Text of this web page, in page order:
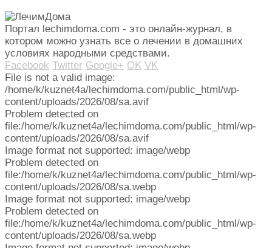
Портал lechimdoma.com - это онлайн-журнал, в
котором можно узнать все о лечении в домашних
условиях народными средствами.
Facebook Twitter Google+ OK VK
File is not a valid image:
/home/k/kuznet4a/lechimdoma.com/public_html/wp-
content/uploads/2026/08/sa.avif
Problem detected on
file:/home/k/kuznet4a/lechimdoma.com/public_html/wp-
content/uploads/2026/08/sa.avif
Image format not supported: image/webp
Problem detected on
file:/home/k/kuznet4a/lechimdoma.com/public_html/wp-
content/uploads/2026/08/sa.webp
Image format not supported: image/webp
Problem detected on
file:/home/k/kuznet4a/lechimdoma.com/public_html/wp-
content/uploads/2026/08/sa.webp